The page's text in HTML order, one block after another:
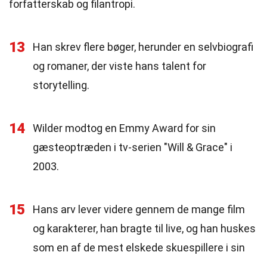
forfatterskab og filantropi.
13
Han skrev flere bøger, herunder en selvbiografi
og romaner, der viste hans talent for
storytelling.
14
Wilder modtog en Emmy Award for sin
gæsteoptræden i tv-serien "Will & Grace" i
2003.
15
Hans arv lever videre gennem de mange film
og karakterer, han bragte til live, og han huskes
som en af de mest elskede skuespillere i sin